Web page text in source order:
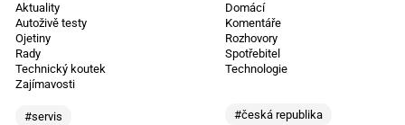
Aktuality
Autoživě testy
Ojetiny
Rady
Technický koutek
Zajímavosti
#servis
Domácí
Komentáře
Rozhovory
Spotřebitel
Technologie
#česká republika